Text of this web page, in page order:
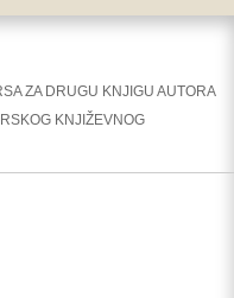
ZA DRUGU KNJIGU AUTORA
KNJIŽEVNOG